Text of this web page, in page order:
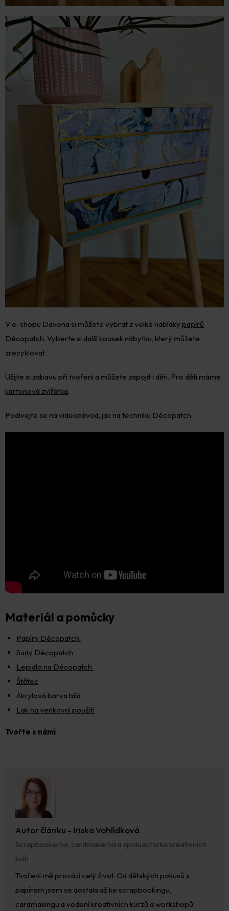
V e-shopu Davona si můžete vybrat z velké nabídky papírů
Décopatch. Vyberte si další kousek nábytku, který můžete
zrecyklovat.
Užijte si zábavu při tvoření a můžete zapojit i děti. Pro děti máme
kartonová zvířátka.
Podívejte se na videonávod, jak na techniku Décopatch.
Materiál a pomůcky
Papíry Décopatch
Sady Décopatch
Lepidlo na Décopatch
Štětec
Akrylová barva bílá
Lak na venkovní použití
Tvořte s námi
Autor článku - Iriska Vohlídková
Scrapbookerka, cardmakerka a spoluautorka kreativních
knih
Tvoření mě provází celý život. Od dětských pokusů s
papírem jsem se dostala až ke scrapbookingu,
cardmakingu a vedení kreativních kurzů a workshopů.